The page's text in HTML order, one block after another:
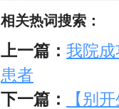
相关热词搜索：
上一篇： 我院
患者
下一篇：
【别